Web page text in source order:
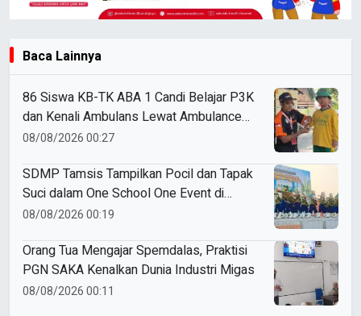
Baca Lainnya
86 Siswa KB-TK ABA 1 Candi Belajar P3K
dan Kenali Ambulans Lewat Ambulance
Goes to Schools
08/08/2026 00:27
SDMP Tamsis Tampilkan Pocil dan Tapak
Suci dalam One School One Event di
Mojokerto
08/08/2026 00:19
Orang Tua Mengajar Spemdalas, Praktisi
PGN SAKA Kenalkan Dunia Industri Migas
08/08/2026 00:11